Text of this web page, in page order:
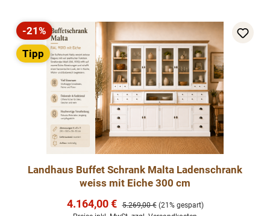
Rabatt
-21%
Tipp
Landhaus Buffet Schrank Malta Ladenschrank
weiss mit Eiche 300 cm
Verkaufspreis:
4.164,00 € Regulärer Preis:
5.269,00 € (21% gespart)